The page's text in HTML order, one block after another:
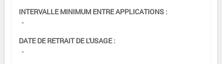
INTERVALLE MINIMUM ENTRE APPLICATIONS :
-
DATE DE RETRAIT DE L'USAGE :
-